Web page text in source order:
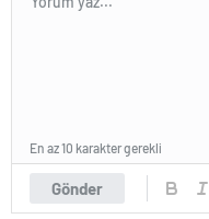
Gönder
En az 10 karakter gerekli